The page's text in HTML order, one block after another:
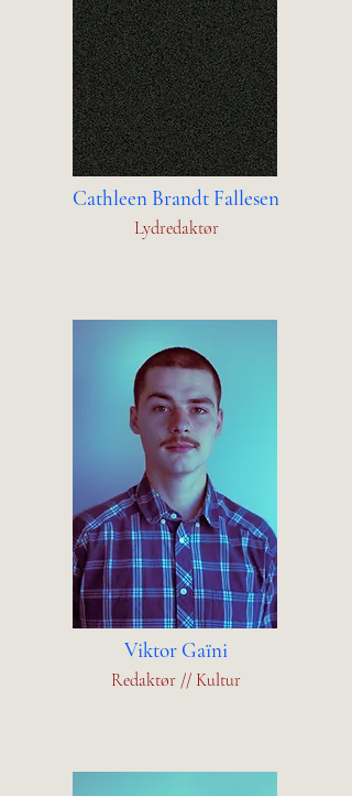
Cathleen Brandt Fallesen
Lydredaktør
Viktor Gaïni
Redaktør // Kultur